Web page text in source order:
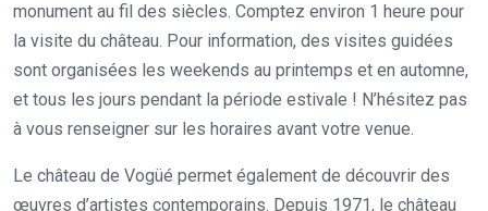
monument au fil des siècles. Comptez environ 1 heure pour
la visite du château. Pour information, des visites guidées
sont organisées les weekends au printemps et en automne,
et tous les jours pendant la période estivale ! N’hésitez pas
à vous renseigner sur les horaires avant votre venue.
Le château de Vogüé permet également de découvrir des
œuvres d’artistes contemporains. Depuis 1971, le château